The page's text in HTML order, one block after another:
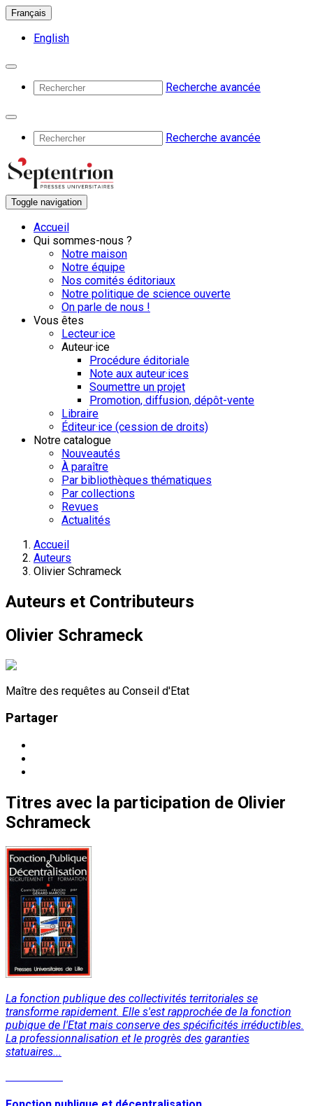
Français
English
Recherche avancée
Recherche avancée
Toggle navigation
Accueil
Qui sommes-nous ?
Notre maison
Notre équipe
Nos comités éditoriaux
Notre politique de science ouverte
On parle de nous !
Vous êtes
Lecteur·ice
Auteur·ice
Procédure éditoriale
Note aux auteur·ices
Soumettre un projet
Promotion, diffusion, dépôt-vente
Libraire
Éditeur·ice (cession de droits)
Notre catalogue
Nouveautés
À paraître
Par bibliothèques thématiques
Par collections
Revues
Actualités
Accueil
Auteurs
Olivier Schrameck
Auteurs et Contributeurs
Olivier Schrameck
Maître des requêtes au Conseil d'Etat
Partager
Titres avec la participation de Olivier
Schrameck
La fonction publique des collectivités territoriales se
transforme rapidement. Elle s'est rapprochée de la fonction
pubique de l'Etat mais conserve des spécificités irréductibles.
La professionnalisation et le progrès des garanties
statuaires...